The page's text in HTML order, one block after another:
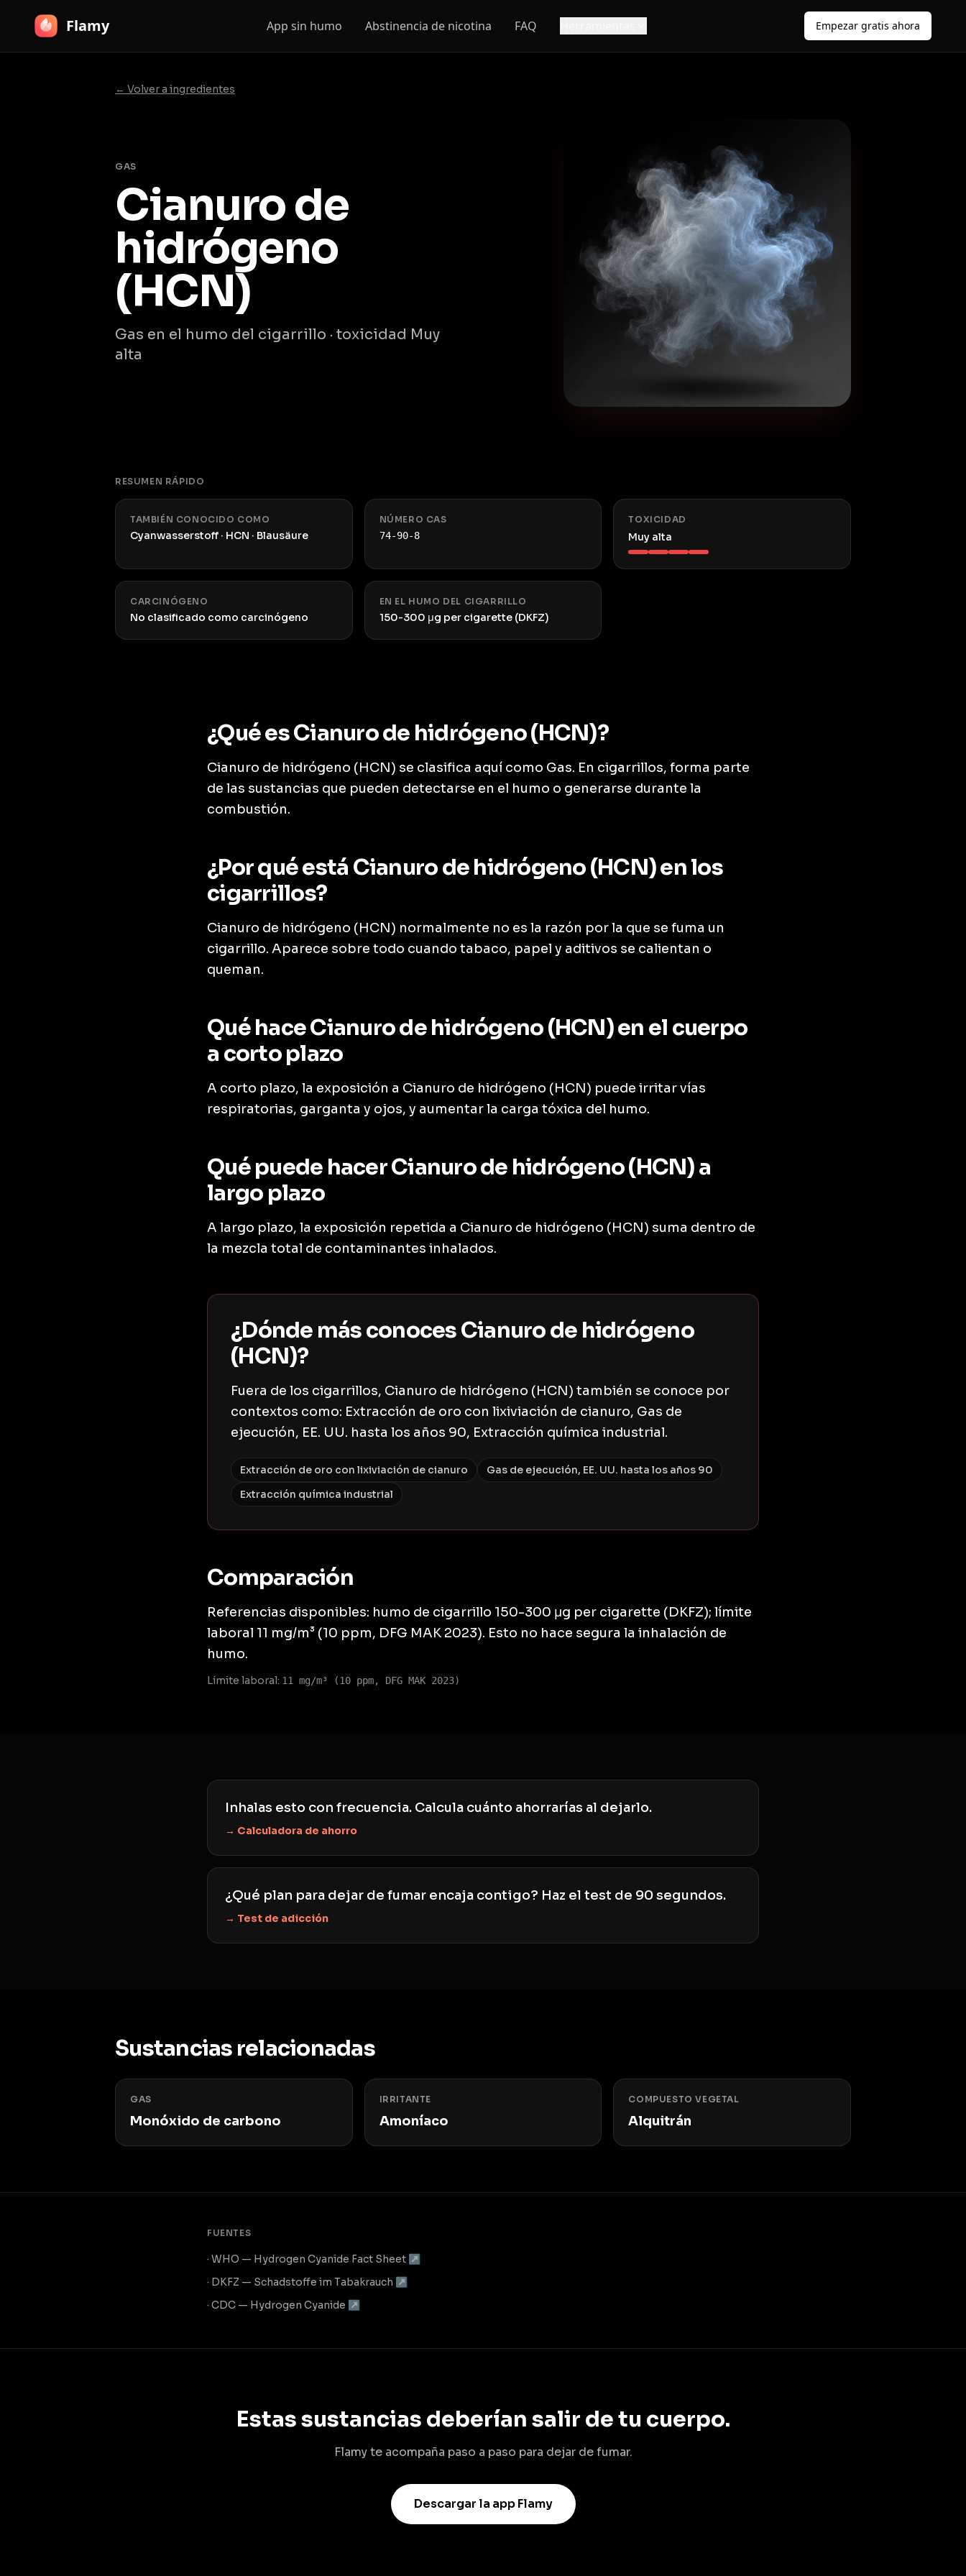
Flamy Empezar gratis ahora
App sin humo Abstinencia de nicotina FAQ
← Volver a ingredientes
GAS
Cianuro de
hidrógeno
(HCN)
Gas en el humo del cigarrillo · toxicidad Muy
alta
RESUMEN RÁPIDO
TAMBIÉN CONOCIDO COMO
Cyanwasserstoff · HCN · Blausäure
NÚMERO CAS
74-90-8
TOXICIDAD
Muy alta
CARCINÓGENO
No clasificado como carcinógeno
EN EL HUMO DEL CIGARRILLO
150-300 μg per cigarette (DKFZ)
¿Qué es Cianuro de hidrógeno (HCN)?
Cianuro de hidrógeno (HCN) se clasifica aquí como Gas. En cigarrillos, forma parte
de las sustancias que pueden detectarse en el humo o generarse durante la
combustión.
¿Por qué está Cianuro de hidrógeno (HCN) en los
cigarrillos?
Cianuro de hidrógeno (HCN) normalmente no es la razón por la que se fuma un
cigarrillo. Aparece sobre todo cuando tabaco, papel y aditivos se calientan o
queman.
Qué hace Cianuro de hidrógeno (HCN) en el cuerpo
a corto plazo
A corto plazo, la exposición a Cianuro de hidrógeno (HCN) puede irritar vías
respiratorias, garganta y ojos, y aumentar la carga tóxica del humo.
Qué puede hacer Cianuro de hidrógeno (HCN) a
largo plazo
A largo plazo, la exposición repetida a Cianuro de hidrógeno (HCN) suma dentro de
la mezcla total de contaminantes inhalados.
¿Dónde más conoces Cianuro de hidrógeno
(HCN)?
Fuera de los cigarrillos, Cianuro de hidrógeno (HCN) también se conoce por
contextos como: Extracción de oro con lixiviación de cianuro, Gas de
ejecución, EE. UU. hasta los años 90, Extracción química industrial.
Extracción de oro con lixiviación de cianuro
Gas de ejecución, EE. UU. hasta los años 90
Extracción química industrial
Comparación
Referencias disponibles: humo de cigarrillo 150-300 μg per cigarette (DKFZ); límite
laboral 11 mg/m³ (10 ppm, DFG MAK 2023). Esto no hace segura la inhalación de
humo.
Límite laboral: 11 mg/m³ (10 ppm, DFG MAK 2023)
Inhalas esto con frecuencia. Calcula cuánto ahorrarías al dejarlo.
→ Calculadora de ahorro
¿Qué plan para dejar de fumar encaja contigo? Haz el test de 90 segundos.
→ Test de adicción
Sustancias relacionadas
GAS
Monóxido de carbono
IRRITANTE
Amoníaco
COMPUESTO VEGETAL
Alquitrán
FUENTES
· WHO — Hydrogen Cyanide Fact Sheet ↗
· DKFZ — Schadstoffe im Tabakrauch ↗
· CDC — Hydrogen Cyanide ↗
Estas sustancias deberían salir de tu cuerpo.
Flamy te acompaña paso a paso para dejar de fumar.
Descargar la app Flamy